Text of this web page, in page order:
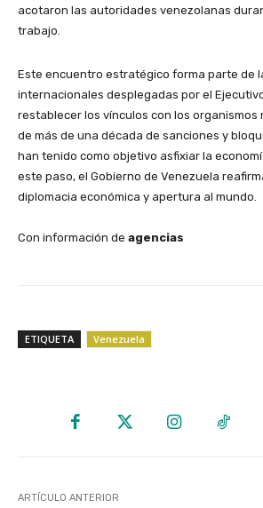
acotaron las autoridades venezolanas
trabajo.
​Este encuentro estratégico forma parte de
internacionales desplegadas por el
restablecer los vínculos con los organismos
de más de una década de sanciones y
han tenido como objetivo asfixiar la
este paso, el Gobierno de Venezuela
diplomacia económica y apertura al mundo.
Con información de agencias
ETIQUETA Venezuela
ARTÍCULO ANTERIOR